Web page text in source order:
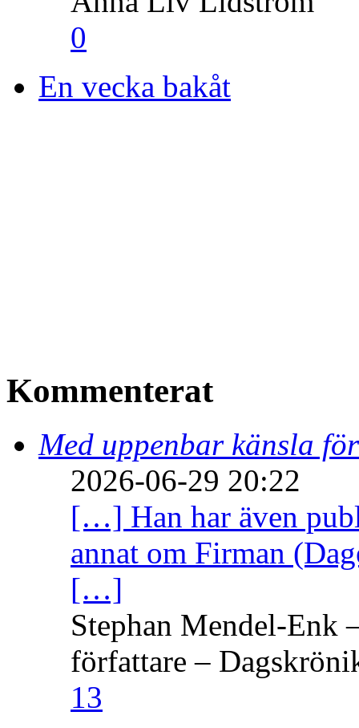
0
En vecka bakåt
Kommenterat
Med uppenbar känsla
2026-06-29 20:22
[…] Han har även
annat om Firman
[…]
Stephan Mendel-Enk
författare –
13